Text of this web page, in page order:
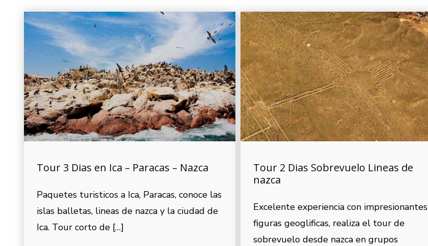
Tour 3 Dias en Ica – Paracas – Nazca
Paquetes turisticos a Ica, Paracas, conoce las
islas balletas, lineas de nazca y la ciudad de
Ica. Tour corto de […]
Tour 2 Dias Sobrevuelo Lineas de
nazca
Excelente experiencia con impresionantes
figuras geoglificas, realiza el tour de
sobrevuelo desde nazca en grupos